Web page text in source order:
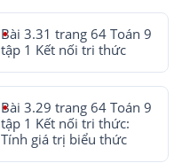
Bài 3.31 trang 64 Toán 9
tập 1 Kết nối tri thức
Bài 3.29 trang 64 Toán 9
tập 1 Kết nối tri thức:
Tính giá trị biểu thức